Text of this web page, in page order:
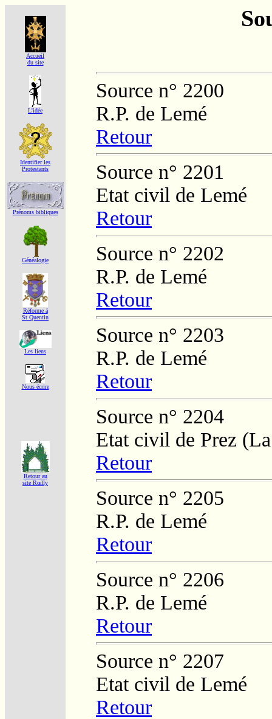
Accueil
du site
L'idée
Identifier les
Protestants
Prénoms bibliques
Généalogie
Réforme á
St Quentin
Les liens
Nous écrire
Retour au
site Rœlly
Source n° 2200
R.P. de Lemé
Retour
Source n° 2201
Etat civil de Lemé
Retour
Source n° 2202
R.P. de Lemé
Retour
Source n° 2203
R.P. de Lemé
Retour
Source n° 2204
Etat civil de Prez
Retour
Source n° 2205
R.P. de Lemé
Retour
Source n° 2206
R.P. de Lemé
Retour
Source n° 2207
Etat civil de Lemé
Retour